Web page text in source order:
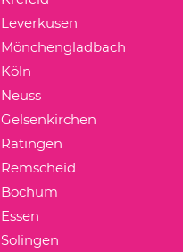
Leverkusen
Mönchengladbach
Köln
Neuss
Gelsenkirchen
Ratingen
Remscheid
Bochum
Essen
Solingen